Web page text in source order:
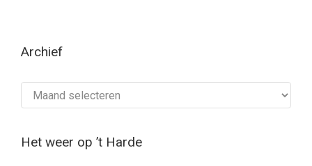
Archief
Het weer op ’t Harde